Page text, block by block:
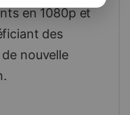
en 1080p et
des
nouvelle